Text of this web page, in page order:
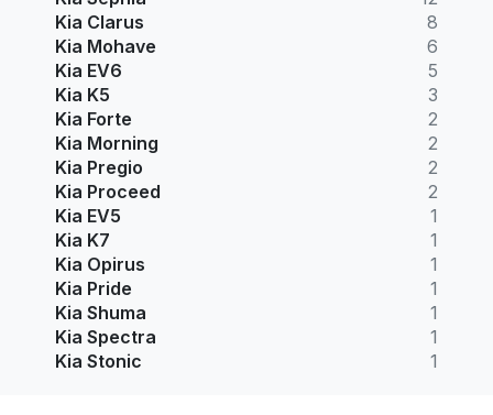
Kia Clarus
8
Kia Mohave
6
Kia EV6
5
Kia K5
3
Kia Forte
2
Kia Morning
2
Kia Pregio
2
Kia Proceed
2
Kia EV5
1
Kia K7
1
Kia Opirus
1
Kia Pride
1
Kia Shuma
1
Kia Spectra
1
Kia Stonic
1